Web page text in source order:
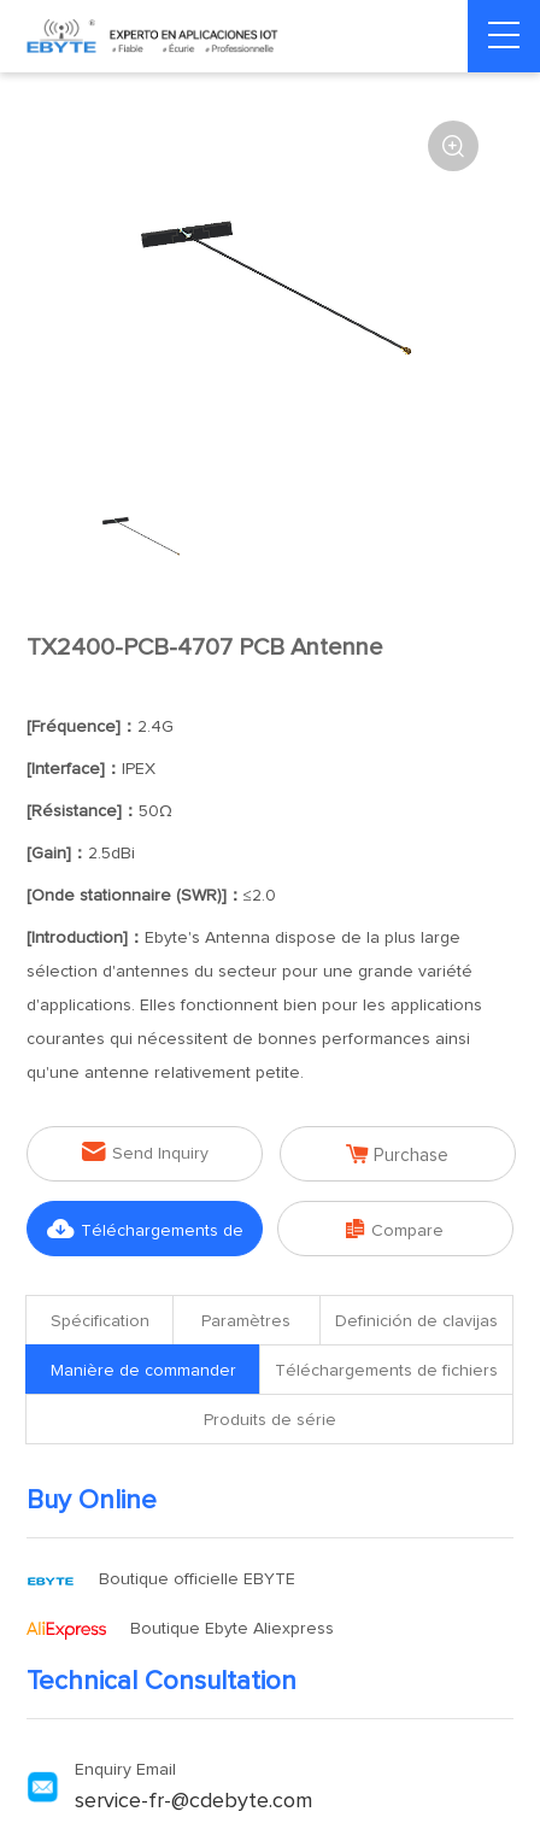
Home > Accessoires > Antenna

TX2400-PCB-4707 PCB Antenne
[Fréquence]： 2.4G
[Interface]： IPEX
[Résistance]：50Ω
[Gain]： 2.5dBi
[Onde stationnaire (SWR)]：≤2.0
[Introduction]： Ebyte's Antenna dispose de la plus large
sélection d'antennes du secteur pour une grande variété
d'applications. Elles fonctionnent bien pour les applications
courantes qui nécessitent de bonnes performances ainsi
qu'une antenne relativement petite.
 Send Inquiry  Purchase
 Téléchargements de  Compare
Spécification Paramètres Definición de clavijas
Manière de commander Téléchargements de fichiers
Produits de série
Buy Online
Boutique officielle EBYTE
Boutique Ebyte Aliexpress
Technical Consultation
Enquiry Email
service-fr-@cdebyte.com